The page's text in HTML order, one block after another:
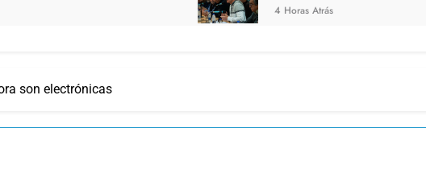
4 Horas Atrás
son electrónicas